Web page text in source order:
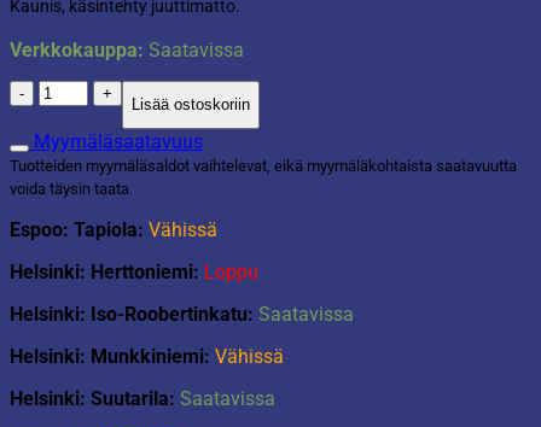
Kaunis, käsintehty juuttimatto.
Verkkokauppa: Saatavissa
Pyöreä
juuttimatto
määrä
Lisää ostoskoriin
Myymäläsaatavuus
Tuotteiden myymäläsaldot vaihtelevat, eikä myymäläkohtaista saatavuutta
voida täysin taata.
Espoo: Tapiola: Vähissä
Helsinki: Herttoniemi: Loppu
Helsinki: Iso-Roobertinkatu: Saatavissa
Helsinki: Munkkiniemi: Vähissä
Helsinki: Suutarila: Saatavissa